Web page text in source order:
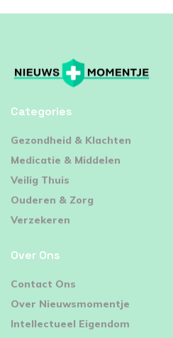
Categories
⁠Gezondheid & Klachten
Medicatie & Middelen
Veilig Thuis
Ouderen & Zorg
Verzekeren
Over Ons
Contact Ons
Over Nieuwsmomentje
Intellectueel Eigendom